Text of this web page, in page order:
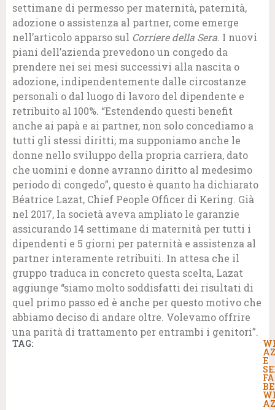
settimane di permesso per maternità, paternità,
adozione o assistenza al partner, come emerge
nell’articolo apparso sul Corriere della Sera. I nuovi
piani dell’azienda prevedono un congedo da
prendere nei sei mesi successivi alla nascita o
adozione, indipendentemente dalle circostanze
personali o dal luogo di lavoro del dipendente e
retribuito al 100%. “Estendendo questi benefit
anche ai papà e ai partner, non solo concediamo a
tutti gli stessi diritti; ma supponiamo anche le
donne nello sviluppo della propria carriera, dato
che uomini e donne avranno diritto al medesimo
periodo di congedo”, questo è quanto ha dichiarato
Béatrice Lazat, Chief People Officer di Kering. Già
nel 2017, la società aveva ampliato le garanzie
assicurando 14 settimane di maternità per tutti i
dipendenti e 5 giorni per paternità e assistenza al
partner interamente retribuiti. In attesa che il
gruppo traduca in concreto questa scelta, Lazat
aggiunge “siamo molto soddisfatti dei risultati di
quel primo passo ed è anche per questo motivo che
abbiamo deciso di andare oltre. Volevamo offrire
una parità di trattamento per entrambi i genitori”.
TAG:
E